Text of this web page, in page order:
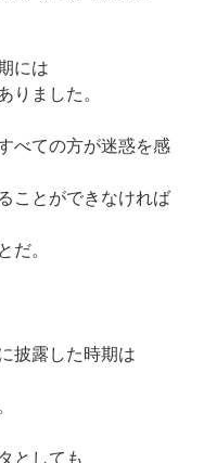
には
りました。
べての方が迷惑を感
ことができなければ
だ。
披露した時期は
としても